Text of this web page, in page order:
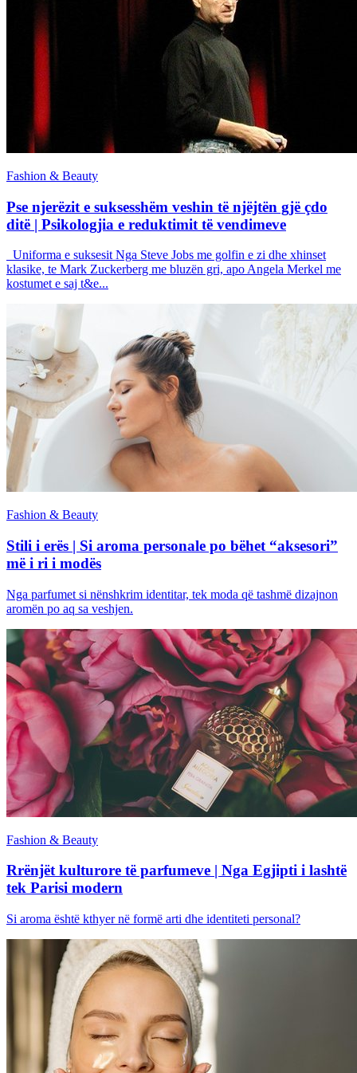
Fashion & Beauty
Pse njerëzit e suksesshëm veshin të njëjtën gjë çdo
ditë | Psikologjia e reduktimit të vendimeve
Uniforma e suksesit Nga Steve Jobs me golfin e zi dhe xhinset
klasike, te Mark Zuckerberg me bluzën gri, apo Angela Merkel me
kostumet e saj t&e...
Fashion & Beauty
Stili i erës | Si aroma personale po bëhet “aksesori”
më i ri i modës
Nga parfumet si nënshkrim identitar, tek moda që tashmë dizajnon
aromën po aq sa veshjen.
Fashion & Beauty
Rrënjët kulturore të parfumeve | Nga Egjipti i lashtë
tek Parisi modern
Si aroma është kthyer në formë arti dhe identiteti personal?